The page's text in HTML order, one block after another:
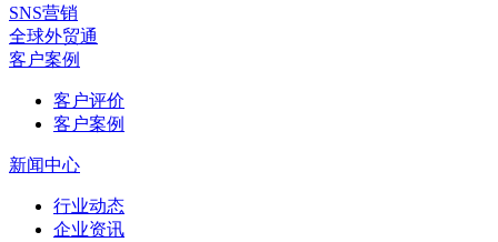
SNS营销
全球外贸通
客户案例
客户评价
客户案例
新闻中心
行业动态
企业资讯